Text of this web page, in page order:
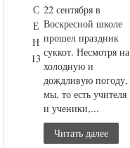
С
Е
Н
13
22 сентября в
Воскресной школе
прошел праздник
суккот. Несмотря на
холодную и
дождливую погоду,
мы, то есть учителя
и ученики,...
Читать далее